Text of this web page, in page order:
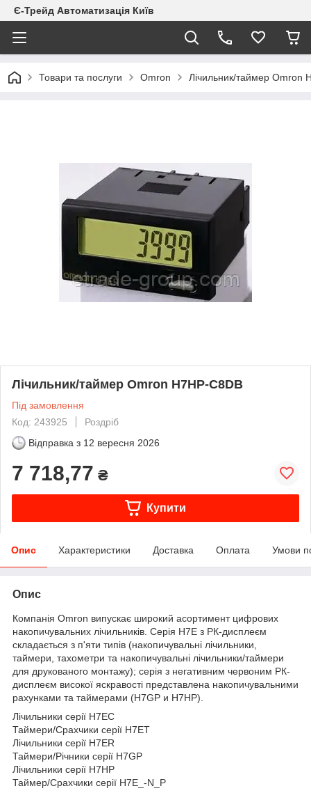
Є-Трейд Автоматизація Київ
Товари та послуги Omron Лічильник/таймер Omron
Лічильник/таймер Omron H7HP-C8DB
Під замовлення
Код: 243925
Роздріб
Відправка з 12 вересня 2026
7 718,77 ₴
Купити
Опис Характеристики Доставка Оплата Умови
Опис
Компанія Omron випускає широкий асортимент цифрових
накопичувальних лічильників. Серія H7E з РК-дисплеєм
складається з п'яти типів (накопичувальні лічильники,
таймери, тахометри та накопичувальні лічильники/таймери
для друкованого монтажу); серія з негативним червоним РК-
дисплеєм високої яскравості представлена накопичувальними
рахунками та таймерами (H7GP и H7HP).
Лічильники серії H7EC
Таймери/Срахчики серії H7ET
Лічильники серії H7ER
Таймери/Річники серії H7GP
Лічильники серії H7HP
Таймер/Срахчики серії H7E_-N_P